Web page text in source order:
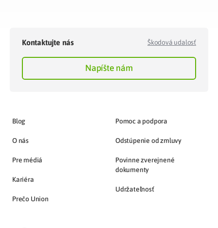
Kontaktujte nás Škodová udalosť
Napíšte nám
Blog
O nás
Pre médiá
Kariéra
Prečo Union
Pomoc a podpora
Odstúpenie od zmluvy
Povinne zverejnené
dokumenty
Udržateľnosť